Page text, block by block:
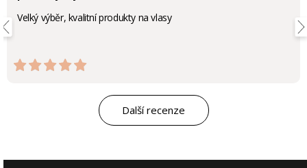
Velký výběr, kvalitní produkty na vlasy
Další recenze